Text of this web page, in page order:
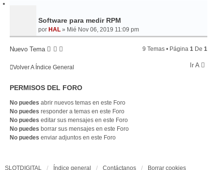
Software para medir RPM
por HAL » Mié Nov 06, 2019 11:09 pm
Nuevo Tema 9 Temas • Página 1 De 1
Volver A Índice General Ir A
PERMISOS DEL FORO
No puedes abrir nuevos temas en este Foro
No puedes responder a temas en este Foro
No puedes editar sus mensajes en este Foro
No puedes borrar sus mensajes en este Foro
No puedes enviar adjuntos en este Foro
SLOTDIGITAL Índice general Contáctanos Borrar cookies